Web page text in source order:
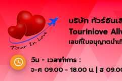
บริษัท ทัวร์อินเ
Tourinlove
เลขที่ใบอนุญาตนำ
วัน - เวลาทำการ :
จ-ศ 09.00 - 18.00 น. | ส